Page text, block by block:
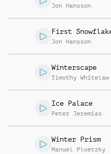
Jon Hansson
First
Jon Hansson
Winterscape
Timothy Whitelaw
Ice Palace
Peter Jeremias
Winter Prism
Manuel Ploetzky